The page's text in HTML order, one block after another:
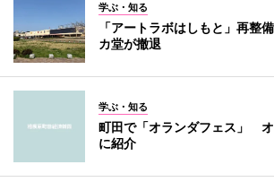
学ぶ・知る
「アートラボはしもと」再
カ堂が撤退
学ぶ・知る
町田で「オランダフェス」
に紹介